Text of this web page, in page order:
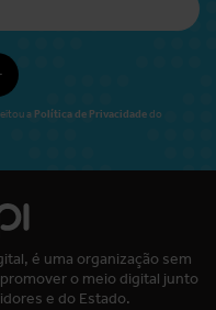
a Política de Privacidadedo
é uma organização sem
o meio digital junto
e do Estado.